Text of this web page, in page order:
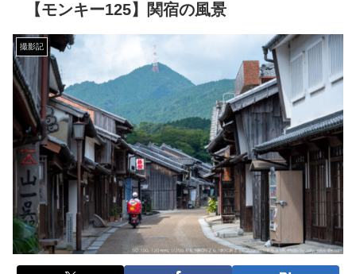
【モンキー125】関宿の風景
撮影記